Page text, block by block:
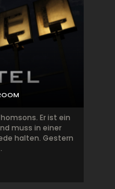
Er ist ein
muss in einer
halten. Gestern